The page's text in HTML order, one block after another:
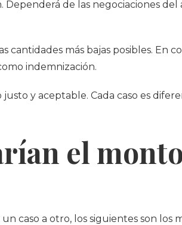
de las negociaciones del
cantidades más bajas posibles. En
indemnización.
y aceptable. Cada caso es
el
caso a otro, los siguientes son los